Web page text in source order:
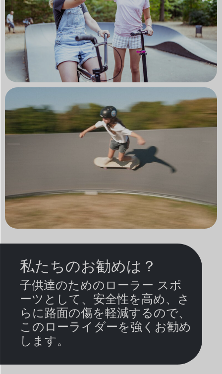
私たちのお勧めは？
子供達のためのローラー スポ
ーツとして、安全性を高め、さ
らに路面の傷を軽減するので、
このローライダーを強くお勧め
します。